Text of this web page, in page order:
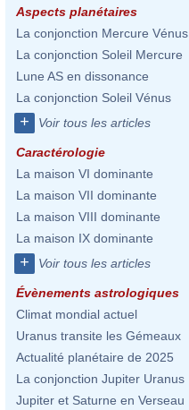
Aspects planétaires
La conjonction Mercure Vénus
La conjonction Soleil Mercure
Lune AS en dissonance
La conjonction Soleil Vénus
+ Voir tous les articles
Caractérologie
La maison VI dominante
La maison VII dominante
La maison VIII dominante
La maison IX dominante
+ Voir tous les articles
Évènements astrologiques
Climat mondial actuel
Uranus transite les Gémeaux
Actualité planétaire de 2025
La conjonction Jupiter Uranus
Jupiter et Saturne en Verseau